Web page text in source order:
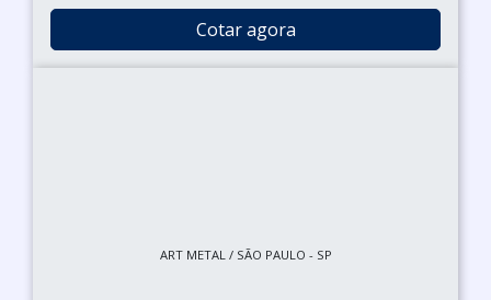
Cotar agora
ART METAL / SÃO PAULO - SP